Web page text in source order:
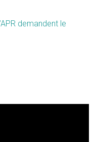
demandent le